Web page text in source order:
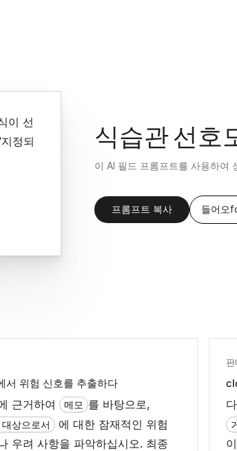
이 선
정되
식습관 선호
이 AI 필드 프롬프트를 사용하여
프롬프트 복사 들어오
서 위험 신호를 추출하다
근거하여 메모 를 바탕으로,
상으로서
에 대한 잠재적인 위험
우려 사항을 파악하십시오. 최종
판